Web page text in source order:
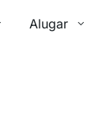
Alugar